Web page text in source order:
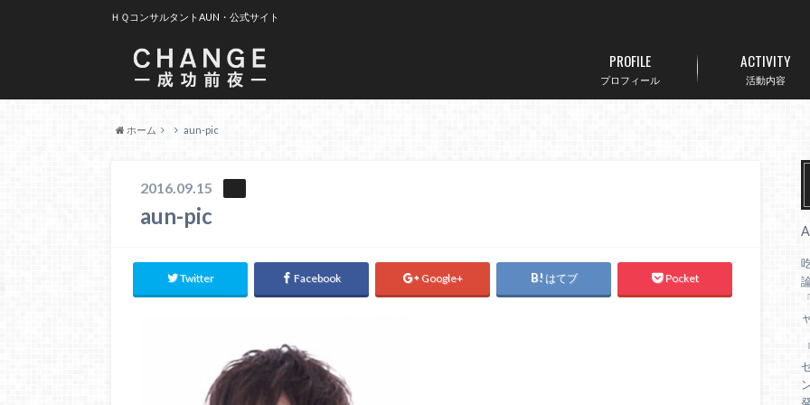
ＨＱコンサルタントAUN・公式サイト
プロフィール
PROFILE
活動内容
ACTIVITY
ホーム aun-pic
2016.09.15
aun-pic
Twitter Facebook Google+ はてブ Pocket